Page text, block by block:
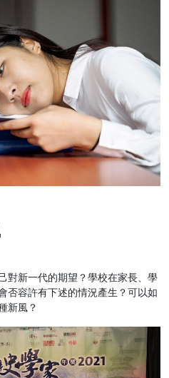
對新一代的期望？學校在家長、學
否容許有下述的情況產生？可以如
新風？